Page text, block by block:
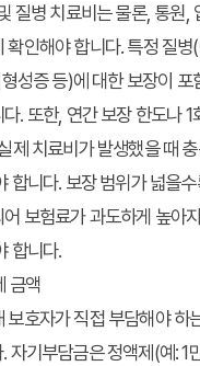
질병 치료비는 물론, 통원,
확인해야 합니다. 특정 질병
성증 등)에 대한 보장이 포
. 또한, 연간 보장 한도나 1
제 치료비가 발생했을 때
합니다. 보장 범위가 넓을
보험료가 과도하게 높아
합니다.
금액
호자가 직접 부담해야 하
자기부담금은 정액제(예: 1